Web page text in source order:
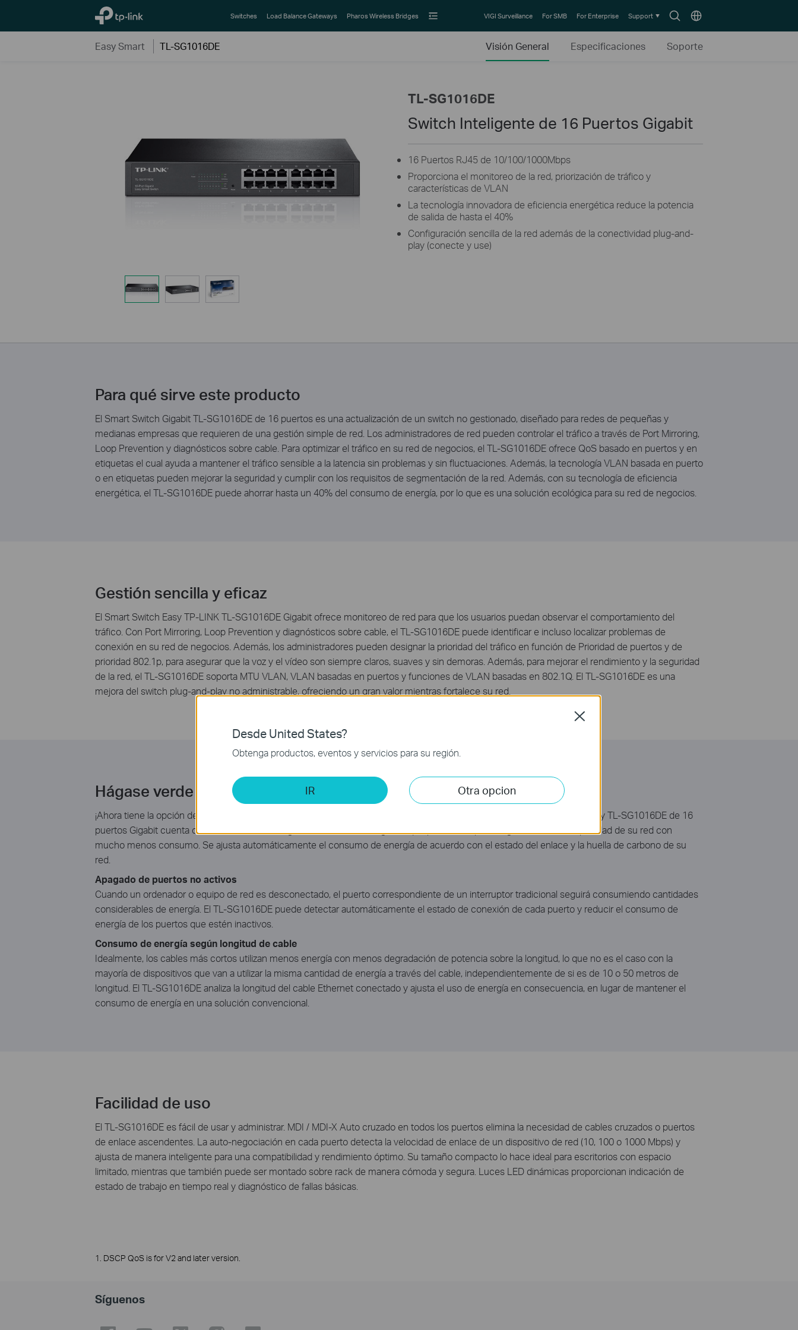
TP-Link, Reliably Smart
SearchChoose
Switches Load Balance Gateways Pharos Wireless Bridges VIGI Surveillance For SMB For Enterprise Support
Easy Smart TL-SG1016DE Visión General Especificaciones Soporte
TL-SG1016DE
Switch Inteligente de 16 Puertos Gigabit
16 Puertos RJ45 de 10/100/1000Mbps
Proporciona el monitoreo de la red, priorización de tráfico y
características de VLAN
La tecnología innovadora de eficiencia energética reduce la potencia
de salida de hasta el 40%
Configuración sencilla de la red además de la conectividad plug-and-
play (conecte y use)
Para qué sirve este producto
El Smart Switch Gigabit TL-SG1016DE de 16 puertos es una actualización de un switch no gestionado, diseñado para redes de pequeñas y
medianas empresas que requieren de una gestión simple de red. Los administradores de red pueden controlar el tráfico a través de Port Mirroring,
Loop Prevention y diagnósticos sobre cable. Para optimizar el tráfico en su red de negocios, el TL-SG1016DE ofrece QoS basado en puertos y en
etiquetas el cual ayuda a mantener el tráfico sensible a la latencia sin problemas y sin fluctuaciones. Además, la tecnología VLAN basada en puerto
o en etiquetas pueden mejorar la seguridad y cumplir con los requisitos de segmentación de la red. Además, con su tecnología de eficiencia
energética, el TL-SG1016DE puede ahorrar hasta un 40% del consumo de energía, por lo que es una solución ecológica para su red de negocios.
Gestión sencilla y eficaz
El Smart Switch Easy TP-LINK TL-SG1016DE Gigabit ofrece monitoreo de red para que los usuarios puedan observar el comportamiento del
tráfico. Con Port Mirroring, Loop Prevention y diagnósticos sobre cable, el TL-SG1016DE puede identificar e incluso localizar problemas de
conexión en su red de negocios. Además, los administradores pueden designar la prioridad del tráfico en función de Prioridad de puertos y de
prioridad 802.1p, para asegurar que la voz y el vídeo son siempre claros, suaves y sin demoras. Además, para mejorar el rendimiento y la seguridad
de la red, el TL-SG1016DE soporta MTU VLAN, VLAN basadas en puertos y funciones de VLAN basadas en 802.1Q. El TL-SG1016DE es una
mejora del switch plug-and-play no administrable, ofreciendo un gran valor mientras fortalece su red.
Hágase verde con la red
¡Ahora tiene la opción de hacerse verde cuando actualice a una red gigabit! Esta nueva generación de switches Smart Easy TL-SG1016DE de 16
puertos Gigabit cuenta con las últimas tecnologías de eficiencia energética que pueden ampliar en gran medida la capacidad de su red con
mucho menos consumo. Se ajusta automáticamente el consumo de energía de acuerdo con el estado del enlace y la huella de carbono de su
red.
Apagado de puertos no activos​
Cuando un ordenador o equipo de red es desconectado, el puerto correspondiente de un interruptor tradicional seguirá consumiendo cantidades
considerables de energía. El TL-SG1016DE puede detectar automáticamente el estado de conexión de cada puerto y reducir el consumo de
energía de los puertos que estén inactivos.
Consumo de energía según longitud de cable
Idealmente, los cables más cortos utilizan menos energía con menos degradación de potencia sobre la longitud, lo que no es el caso con la
mayoría de dispositivos que van a utilizar la misma cantidad de energía a través del cable, independientemente de si es de 10 o 50 metros de
longitud. El TL-SG1016DE analiza la longitud del cable Ethernet conectado y ajusta el uso de energía en consecuencia, en lugar de mantener el
consumo de energía en una solución convencional.
Facilidad de uso
El TL-SG1016DE es fácil de usar y administrar. MDI / MDI-X Auto cruzado en todos los puertos elimina la necesidad de cables cruzados o puertos
de enlace ascendentes. La auto-negociación en cada puerto detecta la velocidad de enlace de un dispositivo de red (10, 100 o 1000 Mbps) y
ajusta de manera inteligente para una compatibilidad y rendimiento óptimo. Su tamaño compacto lo hace ideal para escritorios con espacio
limitado, mientras que también puede ser montado sobre rack de manera cómoda y segura. Luces LED dinámicas proporcionan indicación de
estado de trabajo en tiempo real y diagnóstico de fallas básicas.
1. DSCP QoS is for V2 and later version.
Síguenos
Desde United States?
Obtenga productos, eventos y servicios para su región.
IR Otra opcion
Close